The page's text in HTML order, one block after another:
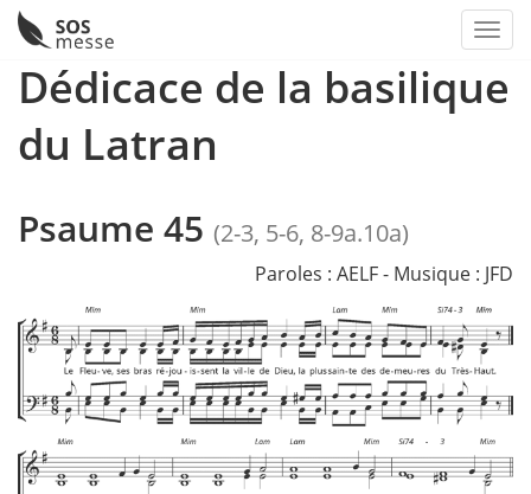
SkipDédicace de la basilique
du Latran
Psaume 45 (2-3, 5-6, 8-9a.10a)
Paroles : AELF - Musique : JFD